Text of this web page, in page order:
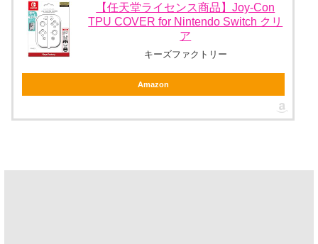
【任天堂ライセンス商品】Joy-Con
TPU COVER for Nintendo Switch クリ
ア
キーズファクトリー
Amazon